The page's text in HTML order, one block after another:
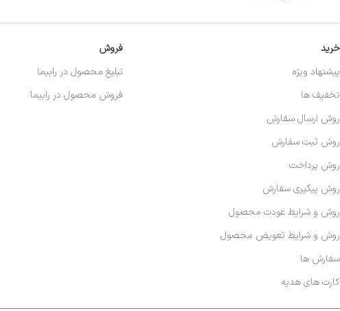
خرید
پیشنهاد ویژه
تخفیف ها
روش ارسال سفارش
روش ثبت سفارش
روش پرداخت
روش پیگیری سفارش
روش و شرایط عودت محصول
روش و شرایط تعویض محصول
سفارش ها
کارت های هدیه
فروش
تبلیغ محصول در رابیما
فروش محصول در رابیما